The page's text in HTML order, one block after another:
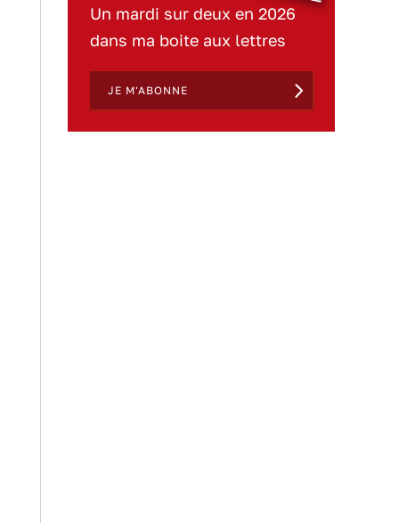
Un mardi sur deux en 2026
dans ma boite aux lettres
JE M'ABONNE